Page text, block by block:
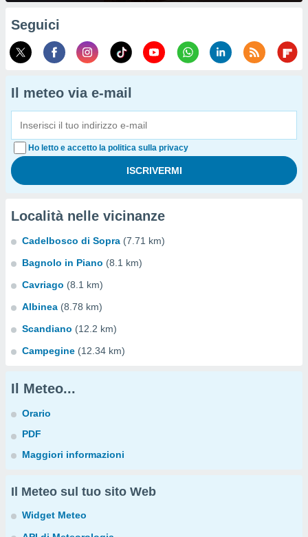
Seguici
Il meteo via e-mail
Ho letto e accetto la politica sulla privacy
Località nelle vicinanze
Cadelbosco di Sopra (7.71 km)
Bagnolo in Piano (8.1 km)
Cavriago (8.1 km)
Albinea (8.78 km)
Scandiano (12.2 km)
Campegine (12.34 km)
Il Meteo...
Orario
PDF
Maggiori informazioni
Il Meteo sul tuo sito Web
Widget Meteo